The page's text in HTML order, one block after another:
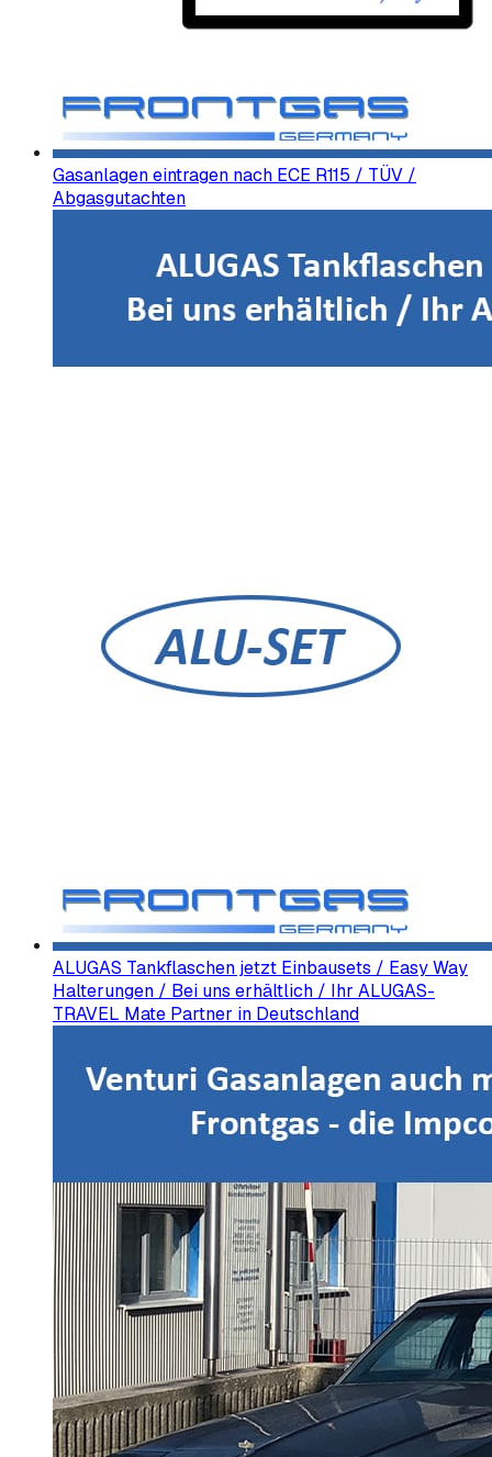
Gasanlagen eintragen nach ECE R115 / TÜV /
Abgasgutachten
ALUGAS Tankflaschen jetzt Einbausets / Easy Way
Halterungen / Bei uns erhältlich / Ihr ALUGAS-
TRAVEL Mate Partner in Deutschland